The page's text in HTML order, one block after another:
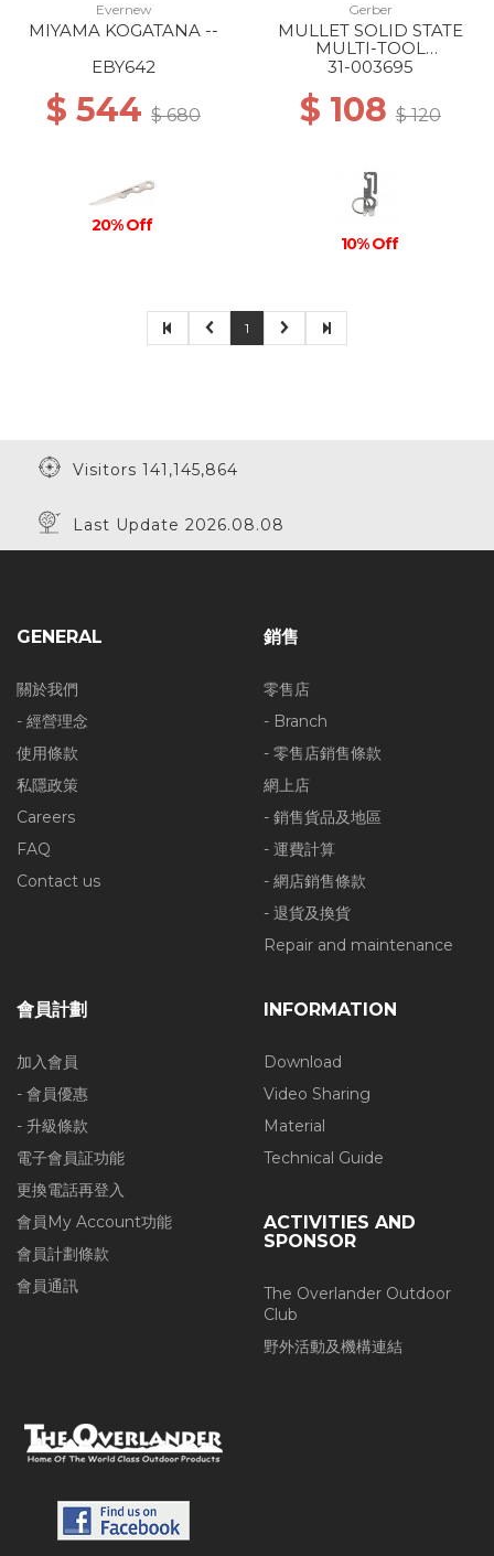
Evernew
MIYAMA KOGATANA --
EBY642
$ 544 $ 680
20% Off
Gerber
MULLET SOLID STATE
MULTI-TOOL
STONEWASH
31-003695
$ 108 $ 120
10% Off
1
Visitors 141,145,864
Last Update 2026.08.08
GENERAL
關於我們
- 經營理念
使用條款
私隱政策
Careers
FAQ
Contact us
銷售
零售店
- Branch
- 零售店銷售條款
網上店
- 銷售貨品及地區
- 運費計算
- 網店銷售條款
- 退貨及換貨
Repair and maintenance
會員計劃
加入會員
- 會員優惠
- 升級條款
電子會員証功能
更換電話再登入
會員My Account功能
會員計劃條款
會員通訊
INFORMATION
Download
Video Sharing
Material
Technical Guide
ACTIVITIES AND
SPONSOR
The Overlander Outdoor
Club
野外活動及機構連結